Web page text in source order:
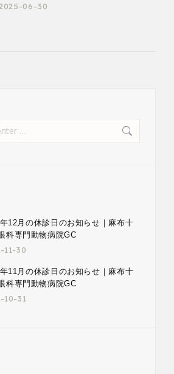
2025-06-30
12月の休診日のお知らせ｜麻布十
科専門動物病院GC
11-30
11月の休診日のお知らせ｜麻布十
科専門動物病院GC
10-31